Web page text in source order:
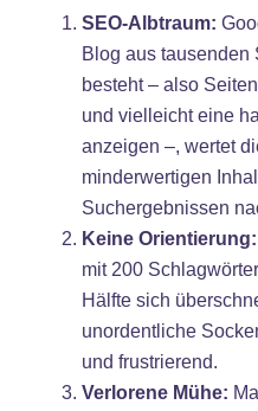
SEO-Albtraum:
Blog aus tausenden
besteht – also
und vielleicht eine
anzeigen –, wertet
minderwertigen
Suchergebnissen
Keine Orientierung:
mit 200
Hälfte sich
unordentliche
und frustrierend.
Verlorene Mühe: